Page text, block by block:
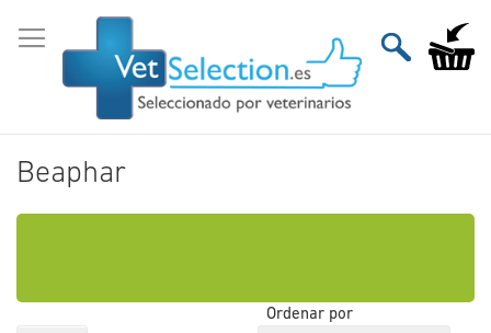
al
contenido
Mi
Beaphar
Ordenar por